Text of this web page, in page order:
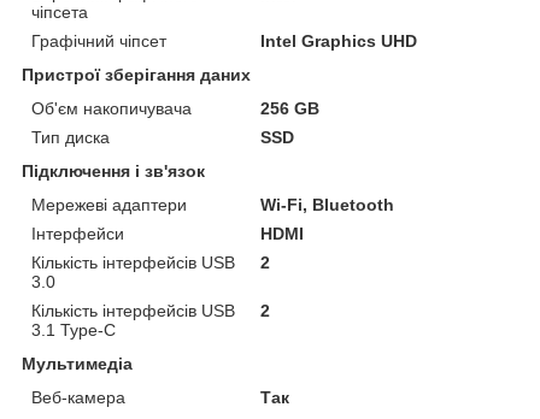
чіпсета
Графічний чіпсет
Intel Graphics UHD
Пристрої зберігання даних
Об'єм накопичувача
256 GB
Тип диска
SSD
Підключення і зв'язок
Мережеві адаптери
Wi-Fi, Bluetooth
Інтерфейси
HDMI
Кількість інтерфейсів USB
3.0
2
Кількість інтерфейсів USB
3.1 Type-C
2
Мультимедіа
Веб-камера
Так